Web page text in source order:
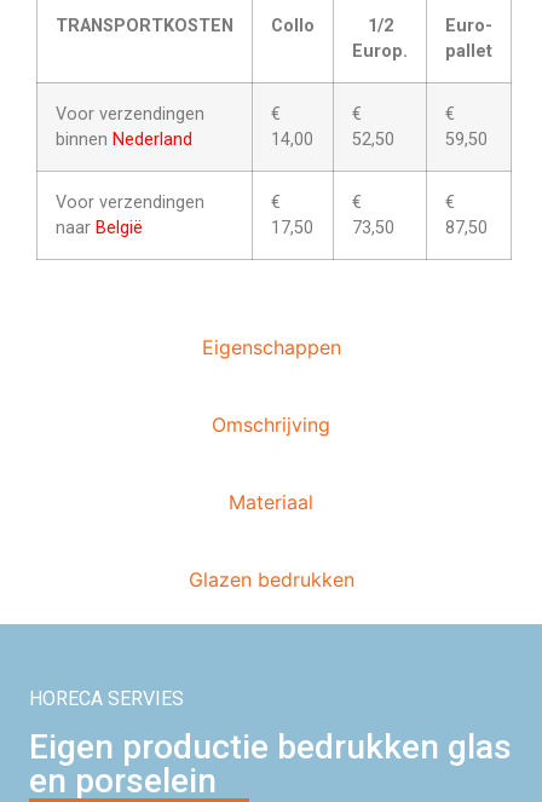
Eigenschappen
Omschrijving
Materiaal
Glazen bedrukken
TRANSPORTKOSTEN Collo
1/2
Europ.
Euro-
pallet
Voor verzendingen
binnen Nederland
€
14,00
€
52,50
€
59,50
Voor verzendingen
naar België
€
17,50
€
73,50
€
87,50
HORECA SERVIES
Eigen productie bedrukken glas
en porselein